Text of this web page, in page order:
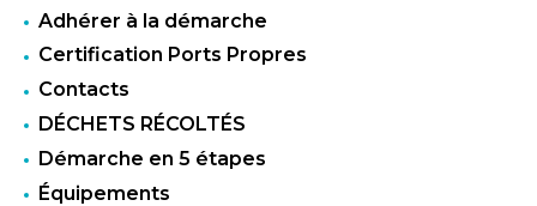
Adhérer à la démarche
Certification Ports Propres
Contacts
DÉCHETS RÉCOLTÉS
Démarche en 5 étapes
Équipements